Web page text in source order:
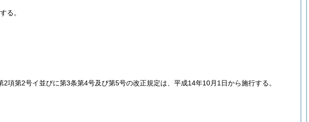
る。
2項第2号イ並びに第3条第4号及び第5号の改正規定は、平成14年10月1日から施行する。